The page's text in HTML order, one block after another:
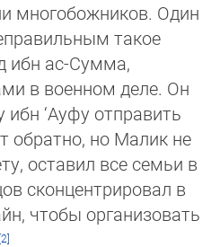
мно­го­бож­ников. Один
такое
ибн ас-Сумма,
в военном деле. Он
‘Ауфу от­пра­вить
обратно, но Малик не
оставил все семьи в
сконцен­трировал в
чтобы ор­га­ни­зовать